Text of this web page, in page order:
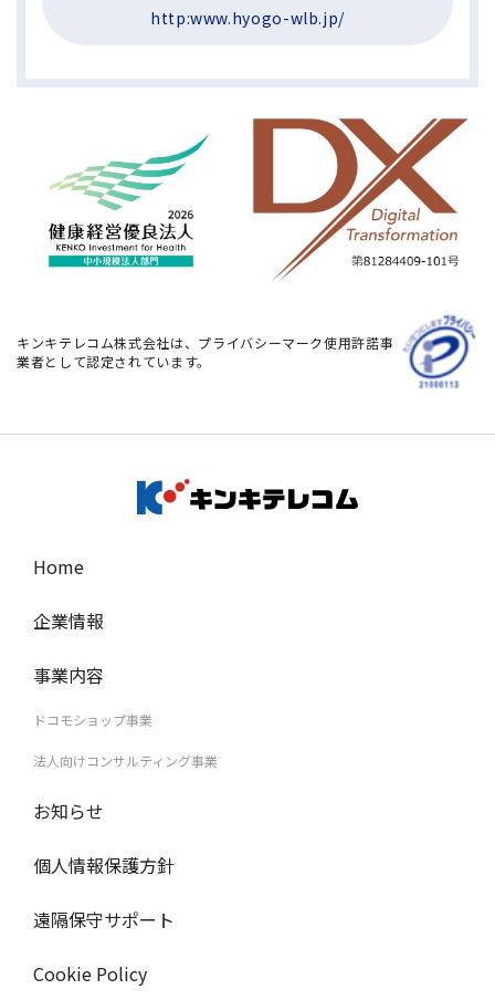
http:www.hyogo-wlb.jp/
キンキテレコム株式会社は、プライバシーマーク使用許諾事
業者として認定されています。
Home
企業情報
事業内容
ドコモショップ事業
法人向けコンサルティング事業
お知らせ
個人情報保護方針
遠隔保守サポート
Cookie Policy